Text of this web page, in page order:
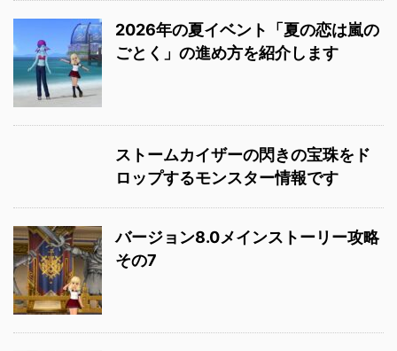
2026年の夏イベント「夏の恋は嵐の
ごとく」の進め方を紹介します
ストームカイザーの閃きの宝珠をド
ロップするモンスター情報です
バージョン8.0メインストーリー攻略
その7